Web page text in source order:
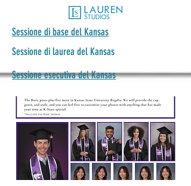
Sessione di base del Kansas
Sessione di laurea del Kansas
Sessione esecutiva del Kansas